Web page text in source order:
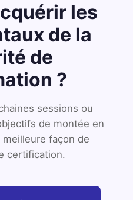
les
de la
de
?
sessions ou
de montée en
façon de
certification.